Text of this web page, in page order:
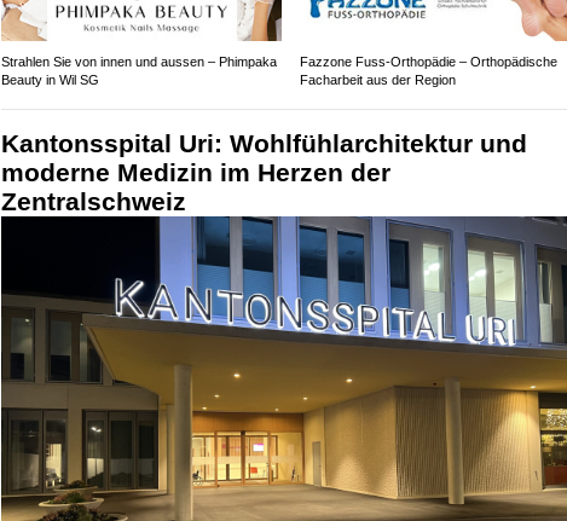
Strahlen Sie von innen und aussen – Phimpaka
Beauty in Wil SG
Fazzone Fuss-Orthopädie – Orthopädische
Facharbeit aus der Region
Kantonsspital Uri: Wohlfühlarchitektur und
moderne Medizin im Herzen der
Zentralschweiz